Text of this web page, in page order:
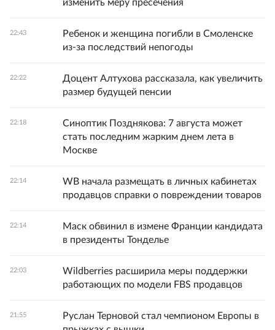
изменить меру пресечения
22:43
Ребенок и женщина погибли в Смоленске
из-за последствий непогоды
22:22
Доцент Алтухова рассказала, как увеличить
размер будущей пенсии
22:18
Синоптик Позднякова: 7 августа может
стать последним жарким днем лета в
Москве
22:14
WB начала размещать в личных кабинетах
продавцов справки о повреждении товаров
22:14
Маск обвинил в измене Франции кандидата
в президенты Тонделье
22:03
Wildberries расширила меры поддержки
работающих по модели FBS продавцов
21:55
Руслан Терновой стал чемпионом Европы в